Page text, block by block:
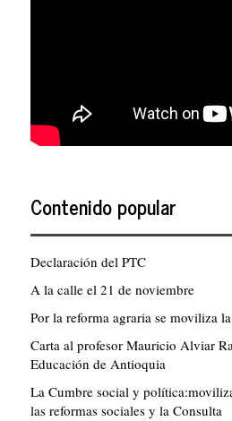
Contenido popular
Declaración del PTC
A la calle el 21 de noviembre
Por la reforma agraria se moviliza
Carta al profesor Mauricio Alviar
Educación de Antioquia
La Cumbre social y
las reformas sociales y la Consulta